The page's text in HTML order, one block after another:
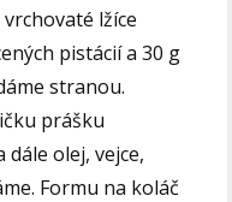
lžíce
pistácií a 30 g
stranou.
prášku
olej, vejce,
Formu na koláč